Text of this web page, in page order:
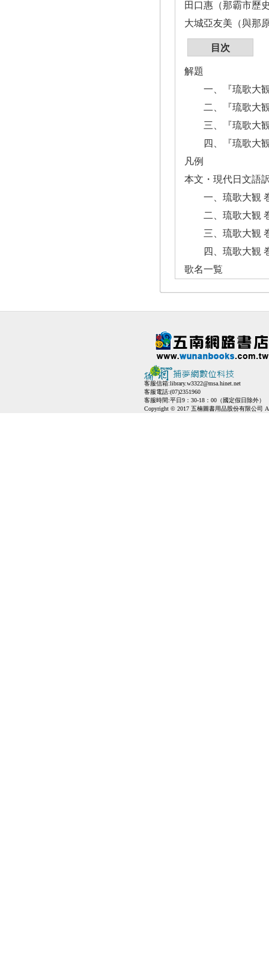
田口惠（那霸市歷
大城亞友美（與那
目次
解題
一、『琉歌大観
二、『琉歌大観
三、『琉歌大観
四、『琉歌大観
凡例
本文・現代日文語
一、琉歌大観
二、琉歌大観
三、琉歌大観
四、琉歌大観
歌名一覧
客服信箱:library.w3322@msa.hinet.net
客服電話:(07)2351960
客服時間:平日9：30-18：00（國定假日除外）
Copyright © 2017 五楠圖書用品股份有限公司